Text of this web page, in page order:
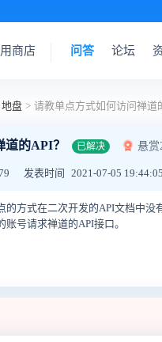
商店 问答 论坛
地盘 > 请教单点方式如何访问禅道
的API？ 已解决 悬赏
发表时间 2021-07-05 19:44:05
方式在二次开发的API文档中没
号请求禅道的API接口。